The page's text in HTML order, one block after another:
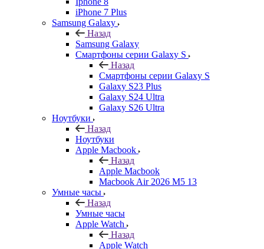
iPhone 7 Plus
Samsung Galaxy
Назад
Samsung Galaxy
Смартфоны серии Galaxy S
Назад
Смартфоны серии Galaxy S
Galaxy S23 Plus
Galaxy S24 Ultra
Galaxy S26 Ultra
Ноутбуки
Назад
Ноутбуки
Apple Macbook
Назад
Apple Macbook
Macbook Air 2026 M5 13
Умные часы
Назад
Умные часы
Apple Watch
Назад
Apple Watch